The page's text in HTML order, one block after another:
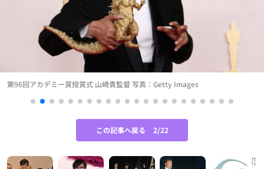
第96回アカデミー賞授賞式 山崎貴監督 写真：Getty Images
この記事へ戻る 2/22